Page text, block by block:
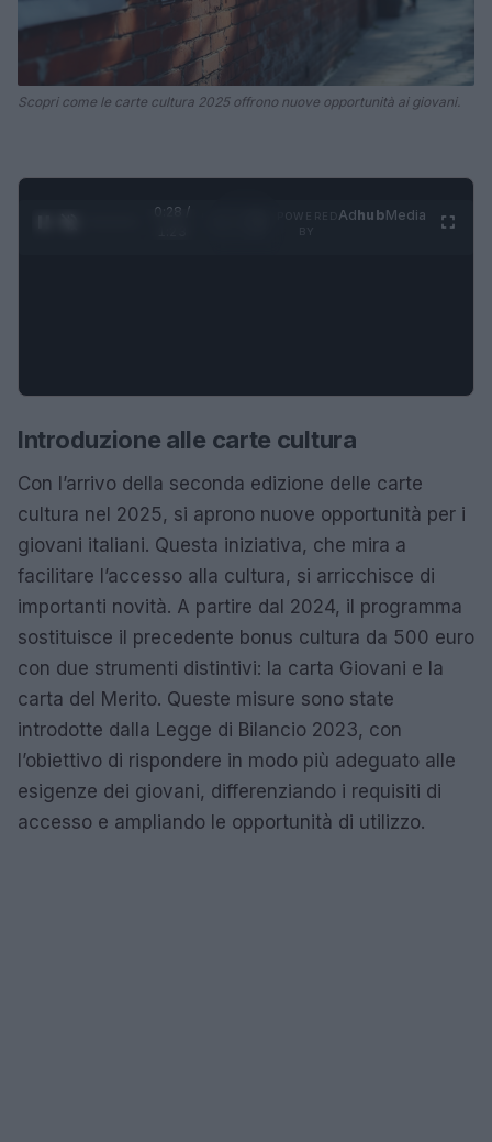
Scopri come le carte cultura 2025 offrono nuove opportunità ai giovani.
0:28 /
AdhubMedia
Introduzione alle carte cultura
Con l’arrivo della seconda edizione delle carte
cultura nel 2025, si aprono nuove opportunità per i
giovani italiani. Questa iniziativa, che mira a
facilitare l’accesso alla cultura, si arricchisce di
importanti novità. A partire dal 2024, il programma
sostituisce il precedente bonus cultura da 500 euro
con due strumenti distintivi: la carta Giovani e la
carta del Merito. Queste misure sono state
introdotte dalla Legge di Bilancio 2023, con
l’obiettivo di rispondere in modo più adeguato alle
esigenze dei giovani, differenziando i requisiti di
accesso e ampliando le opportunità di utilizzo.